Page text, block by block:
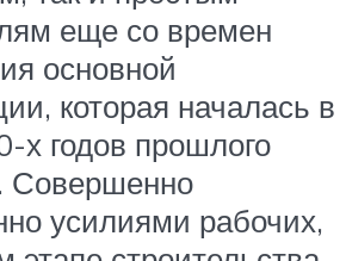
еще со времен
основной
которая началась в
х годов прошлого
Совершенно
усилиями рабочих,